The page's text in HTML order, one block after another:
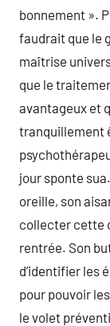
bonnement ».
faudrait que le
maîtrise
que le
avantageux et
tranquillement
jour sponte
oreille, son
collecter cette
rentrée. Son
d’identifier les
pour pouvoir
le volet